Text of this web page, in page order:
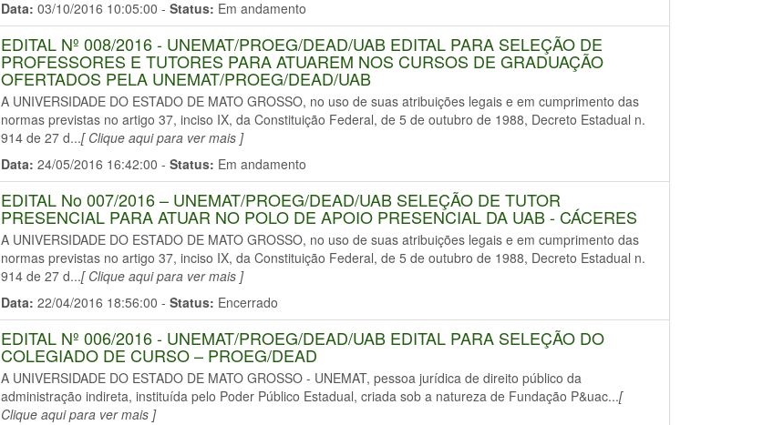
Data: 03/10/2016 10:05:00 - Status: Em andamento
EDITAL Nº 008/2016 - UNEMAT/PROEG/DEAD/UAB EDITAL PARA SELEÇÃO DE
PROFESSORES E TUTORES PARA ATUAREM NOS CURSOS DE GRADUAÇÃO
OFERTADOS PELA UNEMAT/PROEG/DEAD/UAB
A UNIVERSIDADE DO ESTADO DE MATO GROSSO, no uso de suas atribuições legais e em cumprimento das
normas previstas no artigo 37, inciso IX, da Constituição Federal, de 5 de outubro de 1988, Decreto Estadual n.
914 de 27 d...[ Clique aqui para ver mais ]
Data: 24/05/2016 16:42:00 - Status: Em andamento
EDITAL No 007/2016 – UNEMAT/PROEG/DEAD/UAB SELEÇÃO DE TUTOR
PRESENCIAL PARA ATUAR NO POLO DE APOIO PRESENCIAL DA UAB - CÁCERES
A UNIVERSIDADE DO ESTADO DE MATO GROSSO, no uso de suas atribuições legais e em cumprimento das
normas previstas no artigo 37, inciso IX, da Constituição Federal, de 5 de outubro de 1988, Decreto Estadual n.
914 de 27 d...[ Clique aqui para ver mais ]
Data: 22/04/2016 18:56:00 - Status: Encerrado
EDITAL Nº 006/2016 - UNEMAT/PROEG/DEAD/UAB EDITAL PARA SELEÇÃO DO
COLEGIADO DE CURSO – PROEG/DEAD
A UNIVERSIDADE DO ESTADO DE MATO GROSSO - UNEMAT, pessoa jurídica de direito público da
administração indireta, instituída pelo Poder Público Estadual, criada sob a natureza de Fundação P&uac...[
Clique aqui para ver mais ]